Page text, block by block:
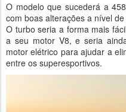
O modelo que sucederá a
com boas alterações a nível
O turbo seria a forma mais
a seu motor V8, e seria
motor elétrico para ajudar a
entre os superesportivos.